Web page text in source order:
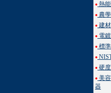
● 熱
● 農
● 建
● 電
● 標
●
● 硬
● 美
器